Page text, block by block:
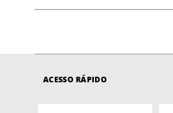
ACESSO RÁPIDO